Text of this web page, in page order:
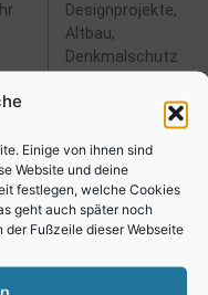
Einige von ihnen sind
Website und deine
festlegen, welche Cookies
geht auch später noch
Fußzeile dieser Webseite
Designprojekte,
Altbau,
Denkmalschutz
Gewerbebauten
Premiumbereich,
Lösungen